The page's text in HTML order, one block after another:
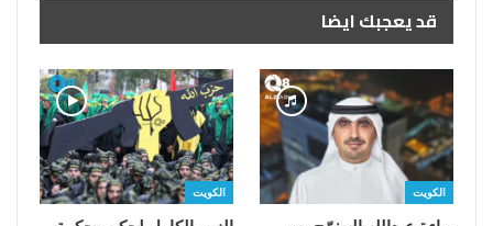
قد يعجبك ايضا
الكويت الكويت